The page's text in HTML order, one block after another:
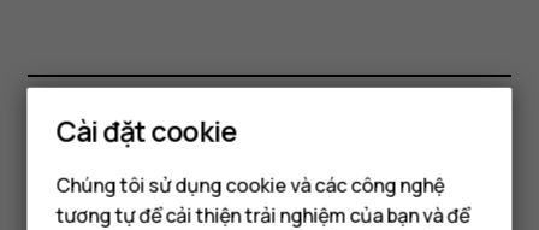
Bạn tìm được thông tin hữu ích không?
Có Không
Cài đặt cookie
Chúng tôi sử dụng cookie và các công nghệ
tương tự để cải thiện trải nghiệm của bạn và để